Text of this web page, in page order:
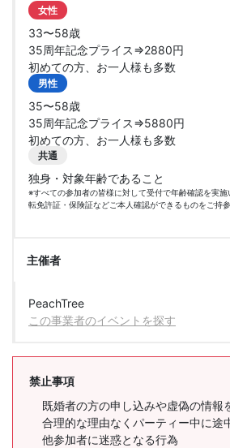
女性
33〜58歳
35周年記念プライス⇒2880円
初めての方、お一人様も多数
男性
35〜58歳
35周年記念プライス⇒5880円
初めての方、お一人様も多数
共通
独身・対象年齢であること
※すべての参加者の皆様に対して受付で年齢確認を実
転免許証・保険証などご本人確認ができるものをご持
主催者
PeachTree
この事業者のイベントを探す
禁止事項
既婚者の方の申し込みや虚偽の情報
合理的な理由なくパーティー中に途
他参加者に迷惑となる行為